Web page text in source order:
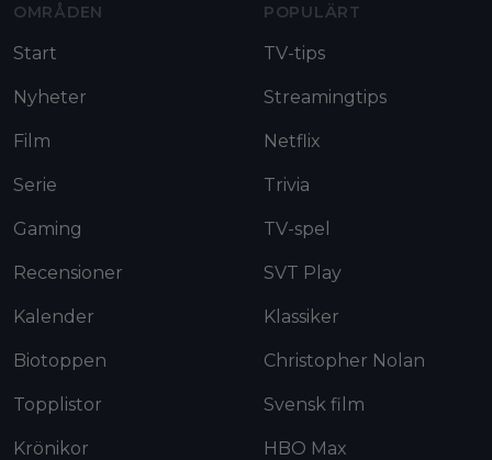
OMRÅDEN
Start
Nyheter
Film
Serie
Gaming
Recensioner
Kalender
Biotoppen
Topplistor
Krönikor
POPULÄRT
TV-tips
Streamingtips
Netflix
Trivia
TV-spel
SVT Play
Klassiker
Christopher Nolan
Svensk film
HBO Max